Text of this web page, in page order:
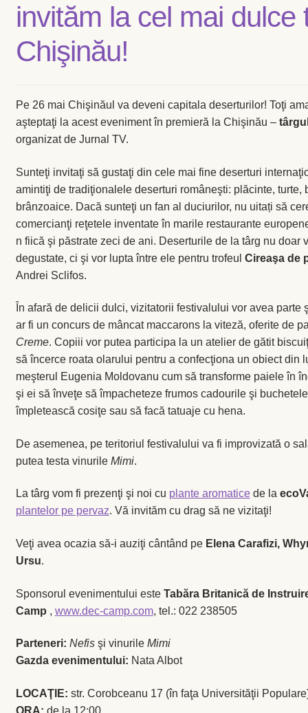
invităm la cel mai dulce
Chişinău!
Pe 26 mai Chişinăul va deveni capitala deserturilor! Toţi
aşteptaţi la acest eveniment în premieră la Chişinău –
organizat de Jurnal TV.
Sunteţi invitaţi să gustaţi din cele mai fine deserturi
amintiţi de tradiţionalele deserturi româneşti: plăcinte, turte,
brânzoaice. Dacă sunteţi un fan al duciurilor, nu uitați să
comercianţi reţetele inventate în marile restaurante
n fiică şi păstrate zeci de ani. Deserturile de la târg nu doar
degustate, ci şi vor lupta între ele pentru trofeul Cireaşa de
Andrei Sclifos.
În afară de delicii dulci, vizitatorii festivalului vor avea parte
ar fi un concurs de mâncat maccarons la viteză, oferite de
Creme. Copiii vor putea participa la un atelier de gătit
să încerce roata olarului pentru a confecţiona un obiect din
meşterul Eugenia Moldovanu cum să transforme paiele în
şi ei să înveţe să împacheteze frumos cadourile şi
împletească cosiţe sau să facă tatuaje cu hena.
De asemenea, pe teritoriul festivalului va fi improvizată o
putea testa vinurile Mimi.
La târg vom fi prezenţi şi noi cu plante aromaticede la
plantelor pe pervaz. Vă invităm cu drag să ne vizitaţi!
Veţi avea ocazia să-i auziţi cântând pe Elena Carafizi,
Ursu.
Sponsorul evenimentului este Tabăra Britanică de
Camp , www.dec-camp.com, tel.: 022 238505
Parteneri: Nefisşi vinurile Mimi
Gazda evenimentului: Nata Albot
LOCAŢIE: str. Corobceanu 17 (în faţa Universităţii
ORA: de la 12:00